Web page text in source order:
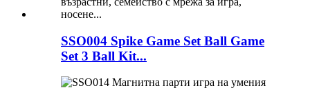
SSO004 Spike Game Set Ball Game
Set 3 Ball Kit...